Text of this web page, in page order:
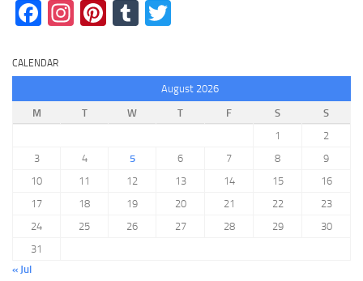
Facebook
Instagram
Pinterest
Tumblr
CALENDAR
August 2026
M
T W T F S
S
1
2
3
4 5 6 7 8
9
10
11 12 13 14 15
16
17
18 19 20 21 22
23
24
25 26 27 28 29
30
31
« Jul